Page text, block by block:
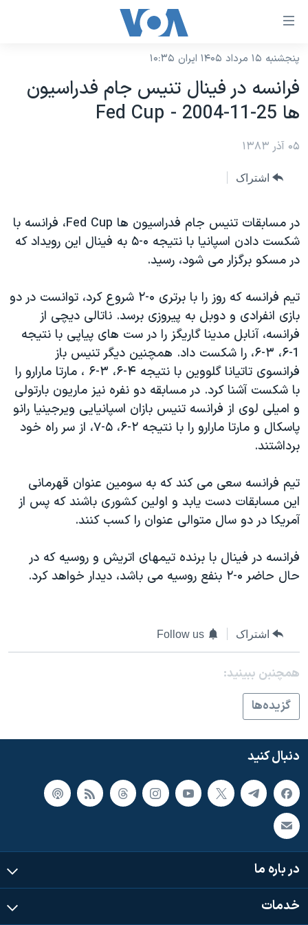
لینکهای
دسترسی
جهش
محتوای
اصلی
جهش
به
جستجو
نسخه سبک وب‌سایت
موضوع ها
ایران
آمریکا
ورزشی
گزیده‌ها
ویدیوها
فرهنگ و زندگی
حقوق شهروندی
اقتصادی
علم و فناوری
اسرائیل در جنگ
گالری عکس
برنامه های تلویزیونی
جدول برنامه ها
جام جهانی ۲۰۲۶
عملیات خشم حماسی
بایگانی برنامه‌های تلویزیونی
مستندها
انتخابات ریاست جمهوری آمریکا ۲۰۲۴
حمله جمهوری اسلامی به اسرائیل
رمز مهسا
ورزش زنان در ایران
اعتراضات زن، زندگی، آزادی
تریبونال مردمی آبان ۹۸
دادگاه حمید نوری
قانون شفافیت دارائی کادر رهبری ایران
نرگس محمدی برنده جایزه نوبل صلح
همایش محافظه‌کاران آمریکا «سی‌پک»
صفحه‌های ویژه
سفر پرزیدنت ترامپ به چین
فرکانس‌های صدای آمریکا
پخش رادیویی
دنبال کنید
زبانهای مختلف
پنجشنبه ۱۵ مرداد ۱۴۰۵ ایران ۱۰:۳۵
فرانسه در فينال تنيس جام فدراسيون
ها Fed Cup - 2004-11-25
۰۵ آذر ۱۳۸۳
اشتراک
در مسابقات تنيس جام فدراسيون ها Fed Cup، فرانسه با
شکست دادن اسپانيا با نتيجه ۰-۵ به فينال اين رويداد که
در مسکو برگزار می شود، رسيد.
تيم فرانسه که روز را با برتری ۰-۲ شروع کرد، توانست در دو
بازی انفرادی و دوبل به پيروزی برسد. ناتالی ديچی از
فرانسه، آنابل مدينا گاريگز را در ست های پياپی با نتيجه
1-۶، ۳-۶، را شکست داد. همچنين ديگر تنيس باز
فرانسوی تاتيانا گلووين با نتيجه ۴-۶، ۳-۶ ، مارتا مارارو را
با شکست آشنا کرد. در مسابقه دو نفره نيز ماريون بارتولی
و اميلی لوی از فرانسه تنيس بازان اسپانيايی ويرجينيا رانو
پاسکال و مارتا مارارو را با نتيجه ۲-۶، ۵-۷، از سر راه خود
برداشتند.
تيم فرانسه سعی می کند که به سومين عنوان قهرمانی
اين مسابقات دست يابد و اولين کشوری باشند که پس از
آمريکا در دو سال متوالی عنوان را کسب کنند.
فرانسه در فينال با برنده تيمهای اتريش و روسيه که در
حال حاضر ۰-۲ بنفع روسيه می باشد، ديدار خواهد کرد.
اشتراک Follow us
همچنبن ببینید:
گزيده‌ها
دنبال کنید
در باره ما
خدمات